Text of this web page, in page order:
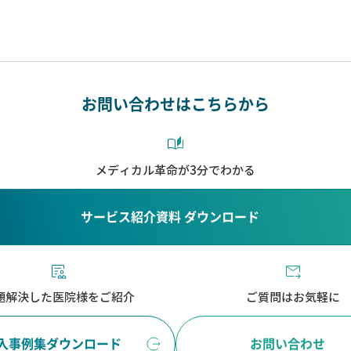
お問い合わせはこちらから
メディカル革命が3分でわかる
サービス紹介資料 ダウンロード
解決した医院様をご紹介
事例集ダウンロード
ご質問はお気軽に
お問い合わせ